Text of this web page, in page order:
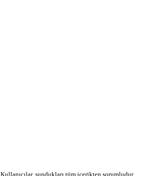
sundukları tüm içerikten sorumludur.